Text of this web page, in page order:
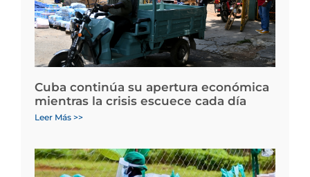
Cuba continúa su apertura económica
mientras la crisis escuece cada día
Leer Más >>